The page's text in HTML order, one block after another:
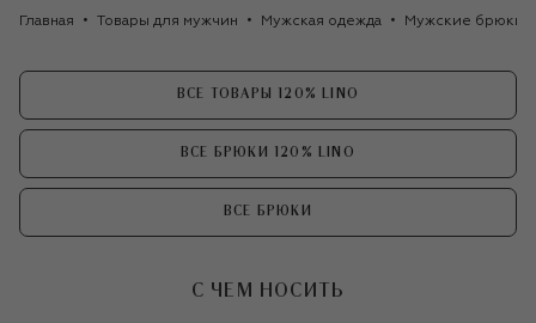
Главная Товары для мужчин Мужская одежда Мужские брюки
ВСЕ ТОВАРЫ 120% LINO
ВСЕ БРЮКИ 120% LINO
ВСЕ БРЮКИ
С ЧЕМ НОСИТЬ